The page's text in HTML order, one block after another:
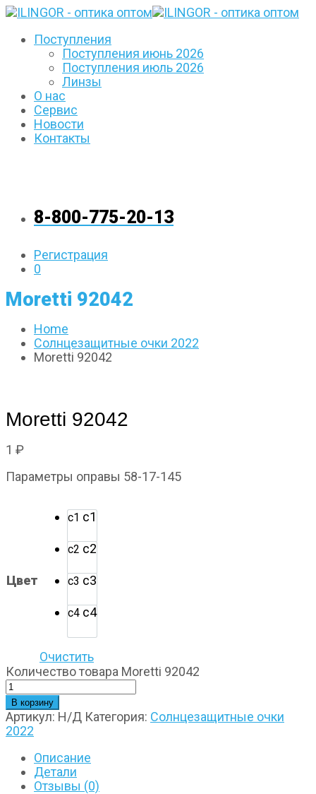
Поступления
Поступления июнь 2026
Поступления июль 2026
Линзы
О нас
Сервис
Новости
Контакты
8-800-775-20-13
Регистрация
0
Moretti 92042
Home
Солнцезащитные очки 2022
Moretti 92042
Moretti 92042
1 ₽
Параметры оправы 58-17-145
Цвет
с1 с1
с2 с2
с3 с3
с4 с4
Очистить
Количество товара Moretti 92042
В корзину
Артикул: Н/Д Категория: Солнцезащитные очки
2022
Описание
Детали
Отзывы (0)